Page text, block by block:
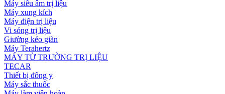
Máy siêu âm trị liệu
Máy xung kích
Máy điện trị liệu
Vi sóng trị liệu
Giường kéo giãn
Máy Terahertz
MÁY TỪ TRƯỜNG TRỊ LIỆU
TECAR
Thiết bị đông y
Máy sắc thuốc